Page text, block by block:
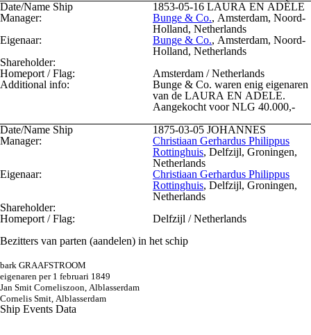
Date/Name Ship
1853-05-16 LAURA EN ADÈLE
Manager:
Bunge & Co., Amsterdam, Noord-
Holland, Netherlands
Eigenaar:
Bunge & Co., Amsterdam, Noord-
Holland, Netherlands
Shareholder:
Homeport / Flag:
Amsterdam / Netherlands
Additional info:
Bunge & Co. waren enig eigenaren
van de LAURA EN ADELE.
Aangekocht voor NLG 40.000,-
Date/Name Ship
1875-03-05 JOHANNES
Manager:
Christiaan Gerhardus Philippus
Rottinghuis, Delfzijl, Groningen,
Netherlands
Eigenaar:
Christiaan Gerhardus Philippus
Rottinghuis, Delfzijl, Groningen,
Netherlands
Shareholder:
Homeport / Flag:
Delfzijl / Netherlands
Bezitters van parten (aandelen) in het schip
bark GRAAFSTROOM
eigenaren per 1 februari 1849
Jan Smit Corneliszoon, Alblasserdam
Cornelis Smit, Alblasserdam
Ship Events Data